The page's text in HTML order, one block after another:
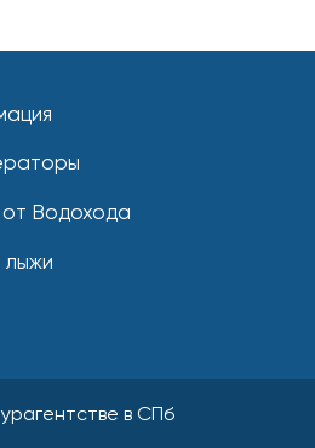
от Водохода
лыжи
в СПб